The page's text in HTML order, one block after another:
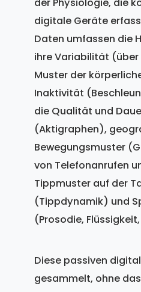
digitale Geräte
Daten umfassen die
ihre Variabilität
Muster der
Inaktivität
die Qualität und
(Aktigraphen),
Bewegungsmuster
von Telefonanrufen
Tippmuster auf der
(Tippdynamik) und
(Prosodie,
Diese passiven
gesammelt, ohne